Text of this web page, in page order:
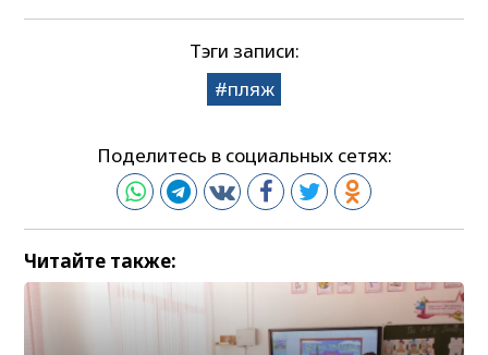
Тэги записи:
пляж
Поделитесь в социальных сетях:
Читайте также: